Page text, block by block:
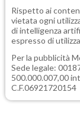
Rispetto ai
vietata ogni
di intelligenza
espresso di
Per la pubblicità
Sede legale:
500.000.007,00
C.F.06921720154